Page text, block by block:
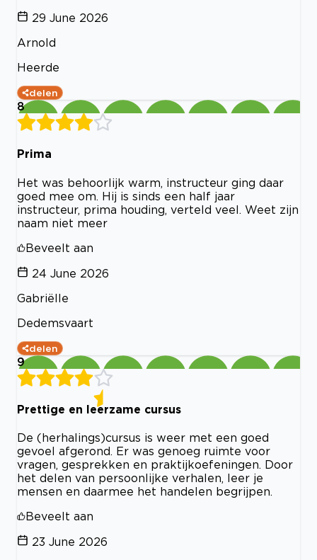
29 June 2026
Arnold
Heerde
delen
8
Prima
Het was behoorlijk warm, instructeur ging daar
goed mee om. Hij is sinds een half jaar
instructeur, prima houding, verteld veel. Weet zijn
naam niet meer
Beveelt aan
24 June 2026
Gabriëlle
Dedemsvaart
delen
9
Prettige en leerzame cursus
De (herhalings)cursus is weer met een goed
gevoel afgerond. Er was genoeg ruimte voor
vragen, gesprekken en praktijkoefeningen. Door
het delen van persoonlijke verhalen, leer je
mensen en daarmee het handelen begrijpen.
Beveelt aan
23 June 2026